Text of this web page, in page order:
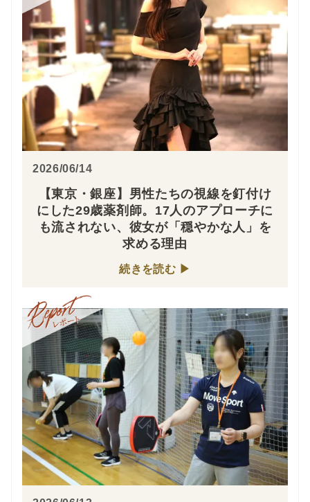
2026/06/14
【東京・銀座】男性たちの視線を釘付け
にした29歳薬剤師。17人のアプローチに
も流されない、彼女が「穏やかな人」を
求める理由
続きを読む